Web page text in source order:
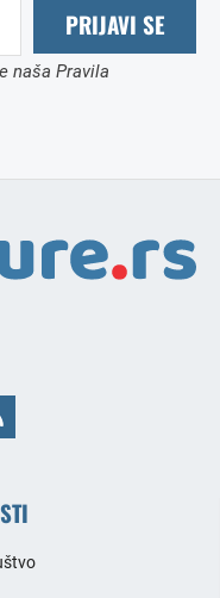
PRIJAVI SE
naša Pravila